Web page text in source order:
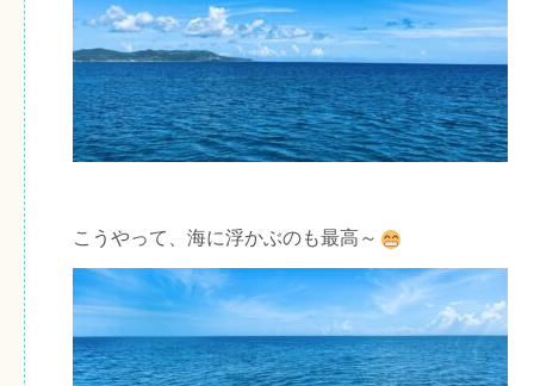
こうやって、海に浮かぶのも最高～